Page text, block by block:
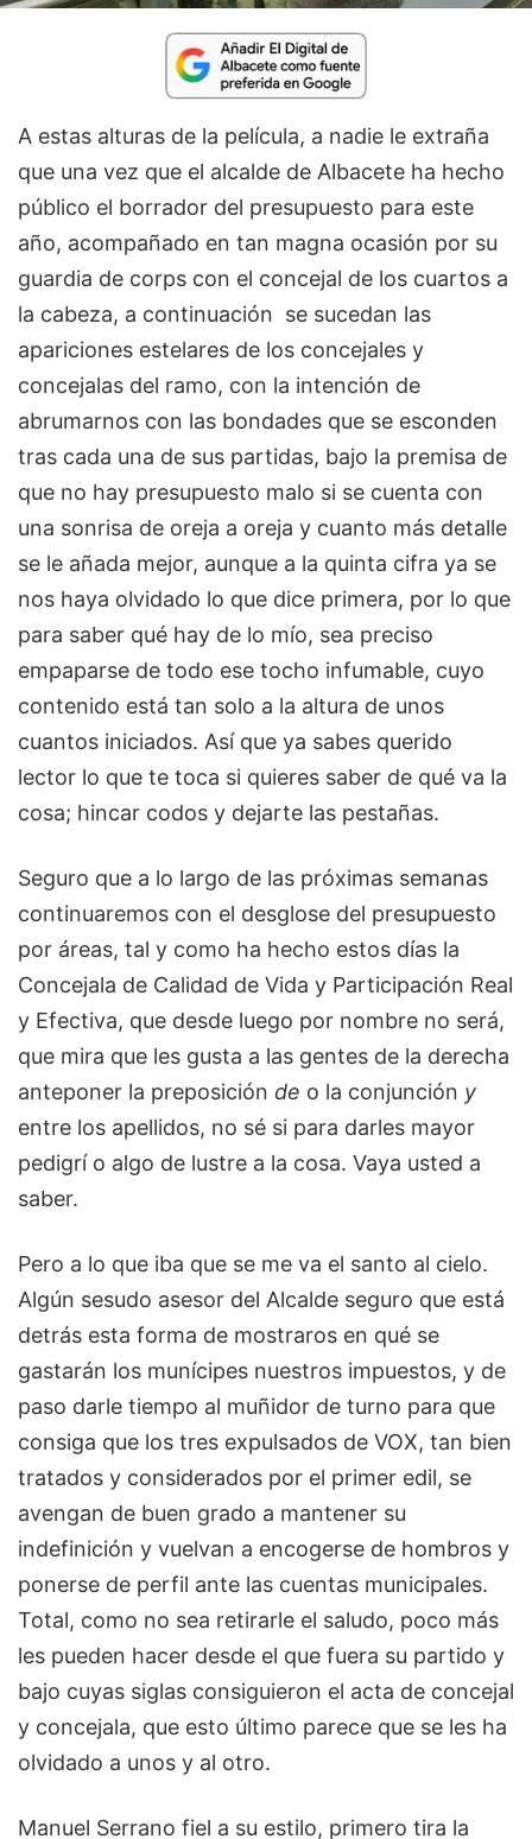
A estas alturas de la película, a nadie le extraña
que una vez que el alcalde de Albacete ha hecho
público el borrador del presupuesto para este
año, acompañado en tan magna ocasión por su
guardia de corps con el concejal de los cuartos a
la cabeza, a continuación se sucedan las
apariciones estelares de los concejales y
concejalas del ramo, con la intención de
abrumarnos con las bondades que se esconden
tras cada una de sus partidas, bajo la premisa de
que no hay presupuesto malo si se cuenta con
una sonrisa de oreja a oreja y cuanto más detalle
se le añada mejor, aunque a la quinta cifra ya se
nos haya olvidado lo que dice primera, por lo que
para saber qué hay de lo mío, sea preciso
empaparse de todo ese tocho infumable, cuyo
contenido está tan solo a la altura de unos
cuantos iniciados. Así que ya sabes querido
lector lo que te toca si quieres saber de qué va la
cosa; hincar codos y dejarte las pestañas.
Seguro que a lo largo de las próximas semanas
continuaremos con el desglose del presupuesto
por áreas, tal y como ha hecho estos días la
Concejala de Calidad de Vida y Participación Real
y Efectiva, que desde luego por nombre no será,
que mira que les gusta a las gentes de la derecha
anteponer la preposición de o la conjunción y
entre los apellidos, no sé si para darles mayor
pedigrí o algo de lustre a la cosa. Vaya usted a
saber.
Pero a lo que iba que se me va el santo al cielo.
Algún sesudo asesor del Alcalde seguro que está
detrás esta forma de mostraros en qué se
gastarán los munícipes nuestros impuestos, y de
paso darle tiempo al muñidor de turno para que
consiga que los tres expulsados de VOX, tan bien
tratados y considerados por el primer edil, se
avengan de buen grado a mantener su
indefinición y vuelvan a encogerse de hombros y
ponerse de perfil ante las cuentas municipales.
Total, como no sea retirarle el saludo, poco más
les pueden hacer desde el que fuera su partido y
bajo cuyas siglas consiguieron el acta de concejal
y concejala, que esto último parece que se les ha
olvidado a unos y al otro.
Manuel Serrano fiel a su estilo, primero tira la